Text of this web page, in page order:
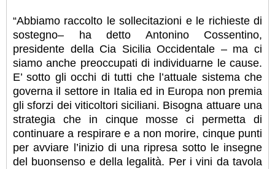
“Abbiamo raccolto le sollecitazioni e le richieste di
sostegno– ha detto Antonino Cossentino,
presidente della Cia Sicilia Occidentale – ma ci
siamo anche preoccupati di individuarne le cause.
E’ sotto gli occhi di tutti che l’attuale sistema che
governa il settore in Italia ed in Europa non premia
gli sforzi dei viticoltori siciliani. Bisogna attuare una
strategia che in cinque mosse ci permetta di
continuare a respirare e a non morire, cinque punti
per avviare l’inizio di una ripresa sotto le insegne
del buonsenso e della legalità. Per i vini da tavola